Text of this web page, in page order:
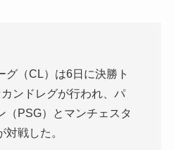
グ（CL）は6日に決勝ト
ンドレグが行われ、パ
（PSG）とマンチェスタ
戦した。